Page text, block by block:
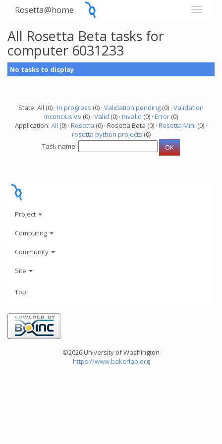
Rosetta@home
All Rosetta Beta tasks for
computer 6031233
No tasks to display
State: All (0) · In progress (0) · Validation pending (0) · Validation
inconclusive (0) · Valid (0) · Invalid (0) · Error (0)
Application: All (0) · Rosetta (0) · Rosetta Beta (0) · Rosetta Mini (0) ·
rosetta python projects (0)
Task name:
Project
Computing
Community
Site
Top
©2026 University of Washington
https://www.bakerlab.org